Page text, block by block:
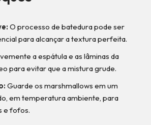
O processo de batedura pode ser
para alcançar a textura perfeita.
a espátula e as lâminas da
para evitar que a mistura grude.
Guarde os marshmallows em um
em temperatura ambiente, para
e fofos.